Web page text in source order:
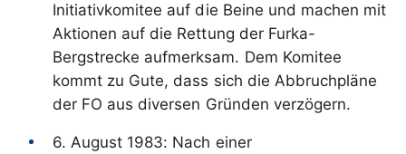
Initiativkomitee auf die Beine und machen mit
Aktionen auf die Rettung der Furka-
Bergstrecke aufmerksam. Dem Komitee
kommt zu Gute, dass sich die Abbruchpläne
der FO aus diversen Gründen verzögern.
6. August 1983: Nach einer